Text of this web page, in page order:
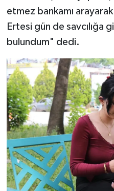
etmez bankamı
Ertesi gün de savcılığa
bulundum" dedi.